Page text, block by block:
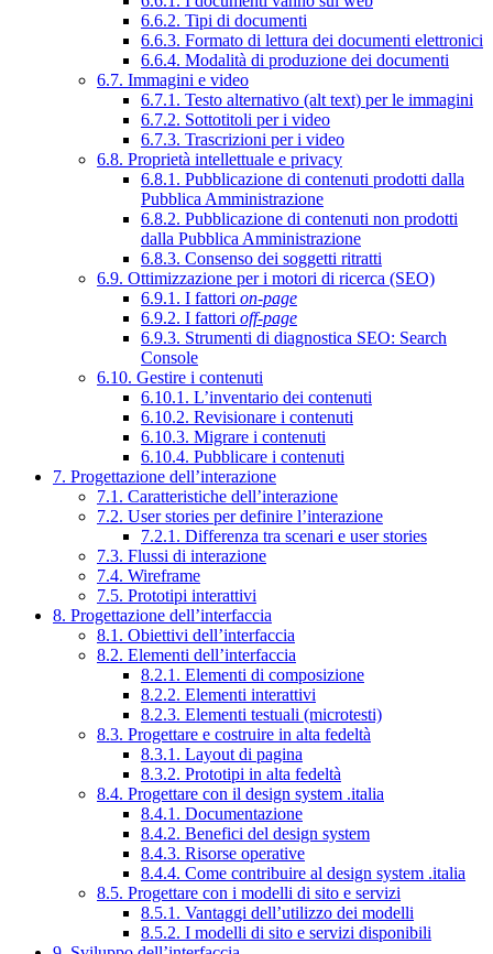
6.6.2. Tipi di documenti
6.6.3. Formato di lettura dei documenti elettronici
6.6.4. Modalità di produzione dei documenti
6.7. Immagini e video
6.7.1. Testo alternativo (alt text) per le immagini
6.7.2. Sottotitoli per i video
6.7.3. Trascrizioni per i video
6.8. Proprietà intellettuale e privacy
6.8.1. Pubblicazione di contenuti prodotti dalla
Pubblica Amministrazione
6.8.2. Pubblicazione di contenuti non prodotti
dalla Pubblica Amministrazione
6.8.3. Consenso dei soggetti ritratti
6.9. Ottimizzazione per i motori di ricerca (SEO)
6.9.1. I fattori on-page
6.9.2. I fattori off-page
6.9.3. Strumenti di diagnostica SEO: Search
Console
6.10. Gestire i contenuti
6.10.1. L’inventario dei contenuti
6.10.2. Revisionare i contenuti
6.10.3. Migrare i contenuti
6.10.4. Pubblicare i contenuti
7. Progettazione dell’interazione
7.1. Caratteristiche dell’interazione
7.2. User stories per definire l’interazione
7.2.1. Differenza tra scenari e user stories
7.3. Flussi di interazione
7.4. Wireframe
7.5. Prototipi interattivi
8. Progettazione dell’interfaccia
8.1. Obiettivi dell’interfaccia
8.2. Elementi dell’interfaccia
8.2.1. Elementi di composizione
8.2.2. Elementi interattivi
8.2.3. Elementi testuali (microtesti)
8.3. Progettare e costruire in alta fedeltà
8.3.1. Layout di pagina
8.3.2. Prototipi in alta fedeltà
8.4. Progettare con il design system .italia
8.4.1. Documentazione
8.4.2. Benefici del design system
8.4.3. Risorse operative
8.4.4. Come contribuire al design system .italia
8.5. Progettare con i modelli di sito e servizi
8.5.1. Vantaggi dell’utilizzo dei modelli
8.5.2. I modelli di sito e servizi disponibili